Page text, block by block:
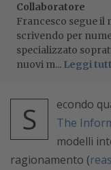
Collaboratore
Francesco segue il
scrivendo per
specializzato
nuovi m... Leggi
S
econdo
The
modelli
ragionamento (